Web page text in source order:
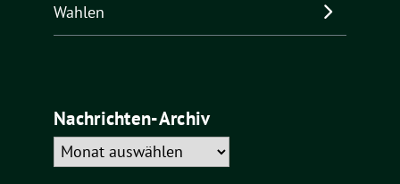
Wahlen
Nachrichten-Archiv
Nachrichten-
Archiv